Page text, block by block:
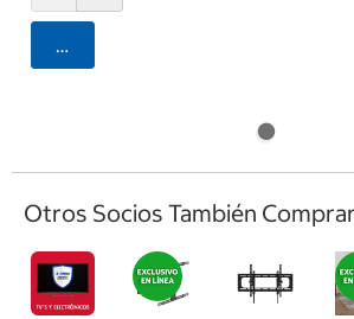
Agregar
Otros Socios También